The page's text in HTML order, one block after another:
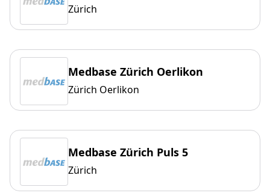
Zürich
Medbase Zürich Oerlikon
Zürich Oerlikon
Medbase Zürich Puls 5
Zürich